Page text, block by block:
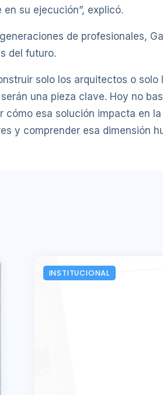
su ejecución”, explicó.
de profesionales,
del futuro.
solo los arquitectos o
una pieza clave. Hoy no
esa solución impacta en
y comprender esa dimensión
INSTITUCIONAL